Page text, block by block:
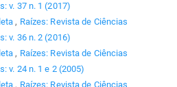
v. 37 n. 1 (2017)
, Raízes: Revista de Ciências
v. 36 n. 2 (2016)
, Raízes: Revista de Ciências
v. 24 n. 1 e 2 (2005)
, Raízes: Revista de Ciências